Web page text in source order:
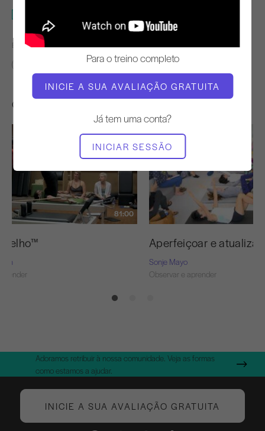
Para o treino completo
INICIE A SUA AVALIAÇÃO GRATUITA
Já tem uma conta?
INICIAR SESSÃO
ENCONTRAR AULAS SEMELHANTES PARA
Estúdio completo
Outros exercícios de que poderá gostar
81:00
Aperfeiçoar e atualizar
Sonje Mayo
Observar e aprender
Adoramos retribuir à nossa comunidade. Veja as formas
como estamos a ajudar.
INICIE A SUA AVALIAÇÃO GRATUITA